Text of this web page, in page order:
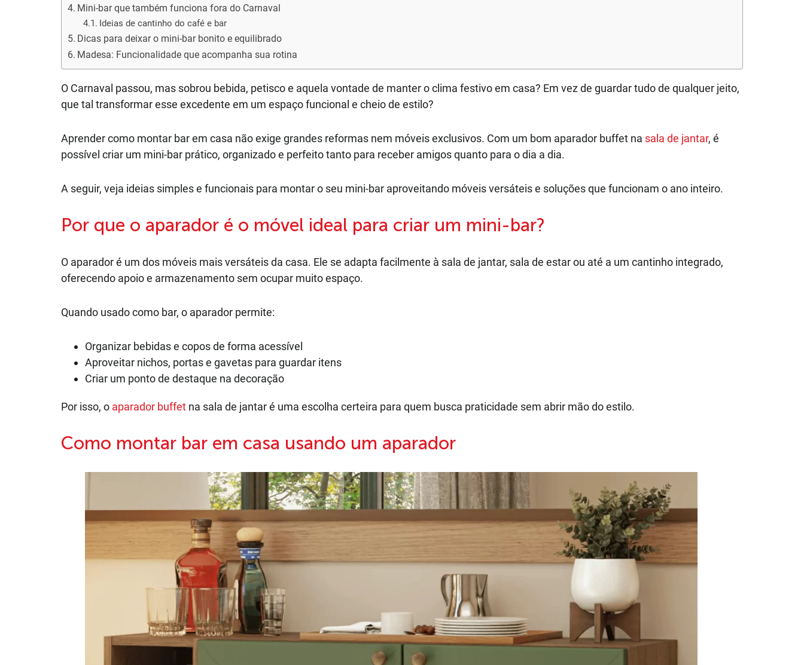
Mini-bar que também funciona fora do Carnaval
Ideias de cantinho do café e bar
Dicas para deixar o mini-bar bonito e equilibrado
Madesa: Funcionalidade que acompanha sua rotina
O Carnaval passou, mas sobrou bebida, petisco e aquela vontade de manter o clima festivo em casa? Em vez de guardar tudo de qualquer jeito,
que tal transformar esse excedente em um espaço funcional e cheio de estilo?
Aprender como montar bar em casa não exige grandes reformas nem móveis exclusivos. Com um bom aparador buffet na sala de jantar, é
possível criar um mini-bar prático, organizado e perfeito tanto para receber amigos quanto para o dia a dia.
A seguir, veja ideias simples e funcionais para montar o seu mini-bar aproveitando móveis versáteis e soluções que funcionam o ano inteiro.
Por que o aparador é o móvel ideal para criar um mini-bar?
O aparador é um dos móveis mais versáteis da casa. Ele se adapta facilmente à sala de jantar, sala de estar ou até a um cantinho integrado,
oferecendo apoio e armazenamento sem ocupar muito espaço.
Quando usado como bar, o aparador permite:
Organizar bebidas e copos de forma acessível
Aproveitar nichos, portas e gavetas para guardar itens
Criar um ponto de destaque na decoração
Por isso, o aparador buffet na sala de jantar é uma escolha certeira para quem busca praticidade sem abrir mão do estilo.
Como montar bar em casa usando um aparador